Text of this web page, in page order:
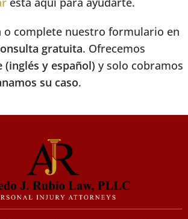
o complete nuestro formulario en
gratuita. Ofrecemos
y español) y solo cobramos
su caso.